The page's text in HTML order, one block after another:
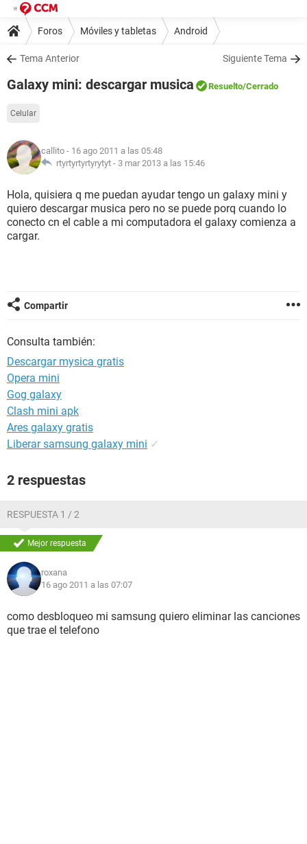
Foros Móviles y tabletas Android
Tema Anterior Siguiente Tema
Galaxy mini: descargar musica Resuelto/Cerrado
Celular
callito - 16 ago 2011 a las 05:48
rtyrtyrtyrtyrytyt - 3 mar 2013 a las 15:46
Hola, quisiera q me puedan ayudar tengo un galaxy mini y
quiero descargar musica pero no se puede porq cuando lo
conecto cn el cable a mi computadora el galaxy comienza a
cargar.
Compartir
Consulta también:
Descargar mysica gratis
Opera mini
Gog galaxy
Clash mini apk
Ares galaxy gratis
Liberar samsung galaxy mini ✓
2 respuestas
RESPUESTA 1 / 2
Mejor respuesta
roxana
16 ago 2011 a las 07:07
como desbloqueo mi samsung quiero eliminar las canciones
que trae el telefono